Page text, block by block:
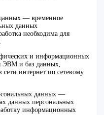
— временное
данных
необходима для
и информационных
ЭВМ и баз данных,
интернет по сетевому
данных —
данных персональных
информационных